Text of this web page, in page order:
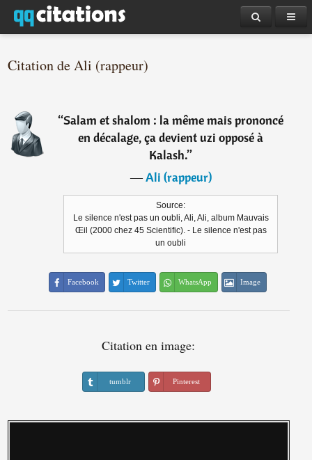
Citation de Ali (rappeur)
“Salam et shalom : la même mais prononcé
en décalage, ça devient uzi opposé à
Kalash.”
―Ali (rappeur)
Source:
Le silence n'est pas un oubli, Ali, Ali, album Mauvais
Œil (2000 chez 45 Scientific). - Le silence n'est pas
un oubli
Facebook Twitter WhatsApp Image
Citation en image:
tumblr Pinterest